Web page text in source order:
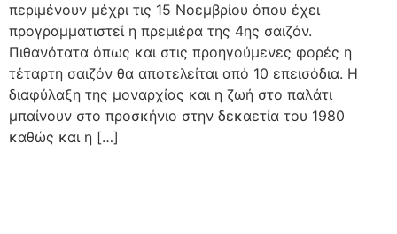
περιμένουν μέχρι τις 15 Νοεμβρίου όπου έχει
προγραμματιστεί η πρεμιέρα της 4ης σαιζόν.
Πιθανότατα όπως και στις προηγούμενες φορές η
τέταρτη σαιζόν θα αποτελείται από 10 επεισόδια. Η
διαφύλαξη της μοναρχίας και η ζωή στο παλάτι
μπαίνουν στο προσκήνιο στην δεκαετία του 1980
καθώς και η […]